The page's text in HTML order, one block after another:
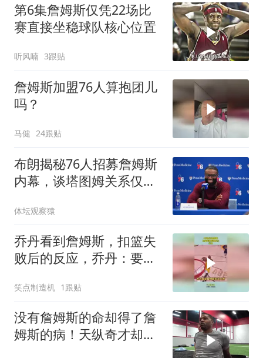
第6集詹姆斯仅凭22场比
赛直接坐稳球队核心位置
听风喃 3跟贴
詹姆斯加盟76人算抱团儿
吗？
马健 24跟贴
布朗揭秘76人招募詹姆斯
内幕，谈塔图姆关系仅剩
体坛观察猿
乔丹看到詹姆斯，扣篮失
败后的反应，乔丹：要不
笑点制造机 1跟贴
没有詹姆斯的命却得了詹
姆斯的病！天纵奇才却成